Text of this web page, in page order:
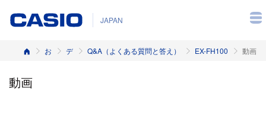
JAPAN
ホーム お客様サポート デジタルカメラ Q&A（よくある質問と答え） EX-FH100 動画
動画